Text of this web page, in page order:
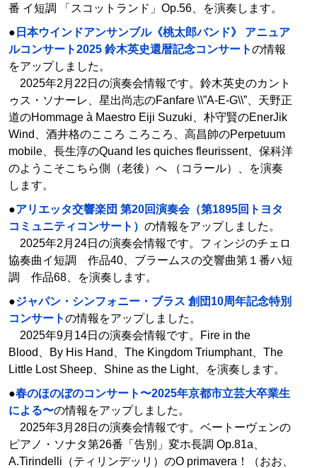
番 イ短調 「スコットランド」Op.56、を演奏します。
● 日本ウインドアンサンブル《桃太郎バンド》 アニュア
ルコンサート2025 鈴木英史還暦記念コンサートの情報
をアップしました。
2025年2月22日の演奏会情報です。鈴木英史のカント
ゥス・ソナーレ、星出尚志のFanfare \\”A-E-G\\”、天野正
道のHommage à Maestro Eiji Suzuki、朴守賢のEnerJik
Wind、酒井格のこころ ころころ、高昌帥のPerpetuum
mobile、長生淳のQuand les quiches fleurissent、保科洋
のようこそこちら側（老後）へ （コラール）、を演奏
します。
●アリエッタ交響楽団 第20回演奏会（第1895回トヨタ
コミュニティコンサート） の情報をアップしました。
2025年2月24日の演奏会情報です。フィンジのチェロ
協奏曲イ短調 作品40、ブラームスの交響曲第１番ハ短
調 作品68、を演奏します。
●ジャパン・シンフォニー・ブラス 創団10周年記念特別
コンサートの情報をアップしました。
2025年9月14日の演奏会情報です。Fire in the
Blood、By His Hand、The Kingdom Triumphant、The
Little Lost Sheep、Shine as the Light、を演奏します。
●春のほのぼのコンサート〜2025年京都市立芸大卒業生
による〜の情報をアップしました。
2025年3月28日の演奏会情報です。ベートーヴェンの
ピアノ・ソナタ第26番「告別」変ホ長調 Op.81a、
A.Tirindelli（ティリンデッリ）のO primavera！（おお、